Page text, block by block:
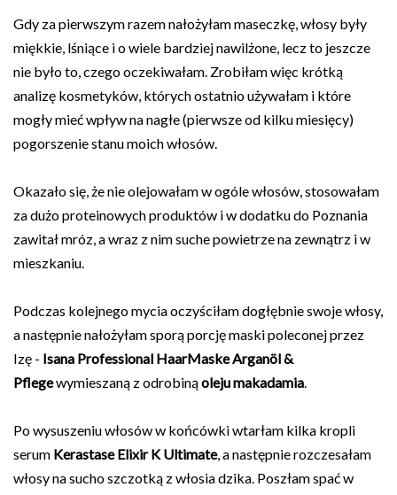
Gdy za pierwszym razem nałożyłam maseczkę, włosy były
miękkie, lśniące i o wiele bardziej nawilżone, lecz to jeszcze
nie było to, czego oczekiwałam. Zrobiłam więc krótką
analizę kosmetyków, których ostatnio używałam i które
mogły mieć wpływ na nagłe (pierwsze od kilku miesięcy)
pogorszenie stanu moich włosów.
Okazało się, że nie olejowałam w ogóle włosów, stosowałam
za dużo proteinowych produktów i w dodatku do Poznania
zawitał mróz, a wraz z nim suche powietrze na zewnątrz i w
mieszkaniu.
Podczas kolejnego mycia oczyściłam dogłębnie swoje włosy,
a następnie nałożyłam sporą porcję maski poleconej przez
Izę - Isana Professional HaarMaske Arganöl &
Pflegewymieszaną z odrobinąoleju makadamia.
Po wysuszeniu włosów w końcówki wtarłam kilka kropli
serum Kerastase Elixir K Ultimate, a następnie rozczesałam
włosy na sucho szczotką z włosia dzika. Poszłam spać w